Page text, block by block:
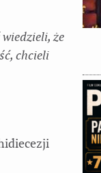
że
chcieli